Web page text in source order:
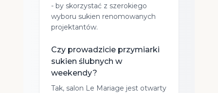
- by skorzystać z szerokiego
wyboru sukien renomowanych
projektantów.
Czy prowadzicie przymiarki
sukien ślubnych w
weekendy?
Tak, salon Le Mariage jest otwarty